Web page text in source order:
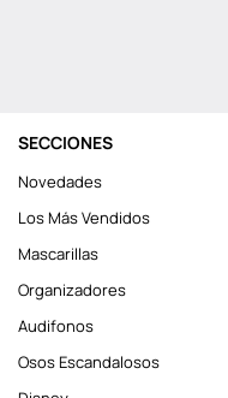
SECCIONES
Novedades
Los Más Vendidos
Mascarillas
Organizadores
Audifonos
Osos Escandalosos